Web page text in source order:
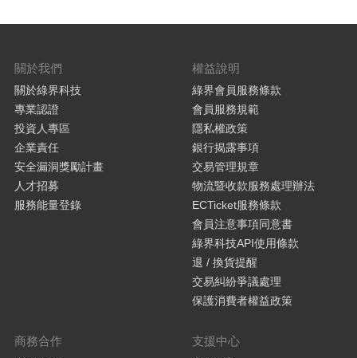
關於我們
關於綠界科技
專業認證
投資人專區
企業責任
安全漏洞獎勵計畫
人才招募
服務能量登錄
權益說明
綠界會員服務條款
會員服務規範
隱私權政策
銀行揭露事項
交易管理規章
物流暨收款服務處理辦法
ECTicket服務條款
會員注意事項同意書
綠界科技API使用條款
退 / 換貨提醒
交易糾紛爭議處理
保護消費者權益政策
商務合作 支援中心